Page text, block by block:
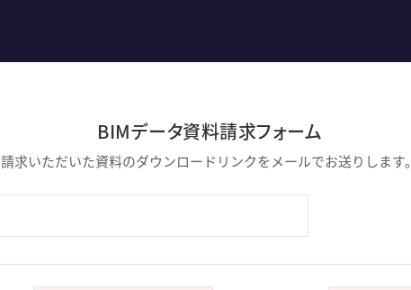
BIMデータ資料請求フォーム
請求いただいた資料のダウンロードリンクをメールでお送りします。